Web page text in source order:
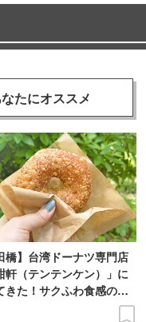
たにオススメ
橋】台湾ドーナツ専門店
軒（テンテンケン）」に
きた！サクふわ食感のド